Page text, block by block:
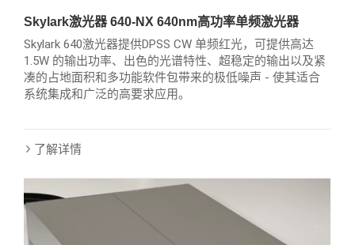
Skylark激光器 640-NX 640nm高功率单频激光器
Skylark 640激光器提供DPSS CW 单频红光，可提供高达
1.5W 的输出功率、出色的光谱特性、超稳定的输出以及紧
凑的占地面积和多功能软件包带来的极低噪声 - 使其适合
系统集成和广泛的高要求应用。
了解详情